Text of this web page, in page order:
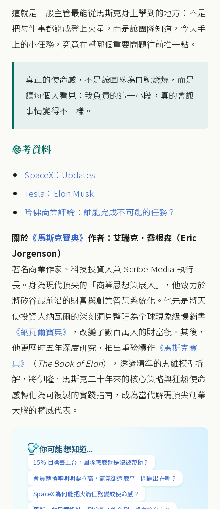
這就是一般主管最能從馬斯克身上學到的地方：不是
把每件事都說成登上火星，而是讓團隊知道，今天手
上的小任務，究竟在幫哪個重要問題往前推一點。
真正的使命感，不是讓團隊為口號燃燒，而是
讓每個人看見：我負責的這一小段，真的會讓
事情變得不一樣。
參考資料
SpaceX：Updates
Tesla：Elon Musk
哈佛商業評論：誰能完成不可能的任務？
關於 《馬斯克寶典》 作者：艾瑞克．喬根森（Eric
Jorgenson）
著名商業作家、科技投資人兼 Scribe Media 執行
長。身為現代頂尖的「商業思想策展人」，他致力於
將矽谷最前沿的財富與創業智慧系統化。他先是將天
使投資人納瓦爾的深刻洞見整理為全球現象級暢銷書
《納瓦爾寶典》
，改變了數百萬人的財富觀。其後，
他更歷時五年深度研究，推出重磅續作《馬斯克寶
典》
（ The Book of Elon），透過精準的思維模型拆
解，將伊隆．馬斯克二十年來的核心策略與狂熱使命
感轉化為可複製的實踐指南，成為當代解碼頂尖創業
大腦的權威代表。
你可能想知道...
15% 目標丟上台，團隊怎麼還是沒被帶動？
會員轉換率明明要拉高，氣氛卻這麼平，問題出在哪？
SpaceX 為何能把火箭任務變成使命感？